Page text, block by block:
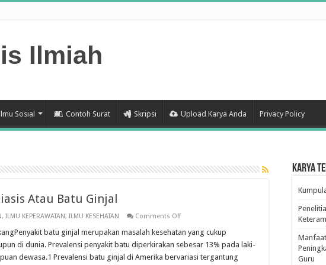
Ilmiah
Sosial Contoh Surat Skripsi Upload Karya Anda Privacy Policy
Atau Batu Ginjal
, ILMU KEPERAWATAN, ILMU KESEHATAN Comments Offon
Refrat
Urolithiasis
Atau
Batu
Ginjal
batu ginjal merupakan masalah kesehatan yang cukup
di dunia. Prevalensi penyakit batu diperkirakan sebesar 13% pada laki-
dewasa.1 Prevalensi batu ginjal di Amerika bervariasi tergantung
Karya
Guru